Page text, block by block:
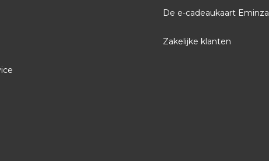
De e-cadeaukaart Eminza
Zakelijke klanten